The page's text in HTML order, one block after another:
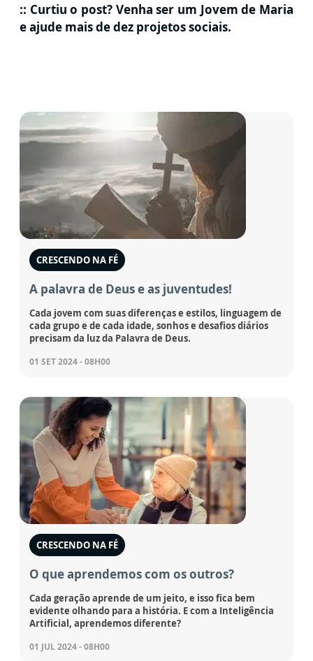
:: Curtiu o post? Venha ser um Jovem de Maria
e ajude mais de dez projetos sociais.
CRESCENDO NA FÉ
A palavra de Deus e as juventudes!
Cada jovem com suas diferenças e estilos, linguagem de
cada grupo e de cada idade, sonhos e desafios diários
precisam da luz da Palavra de Deus.
01 SET 2024 - 08H00
CRESCENDO NA FÉ
O que aprendemos com os outros?
Cada geração aprende de um jeito, e isso fica bem
evidente olhando para a história. E com a Inteligência
Artificial, aprendemos diferente?
01 JUL 2024 - 08H00